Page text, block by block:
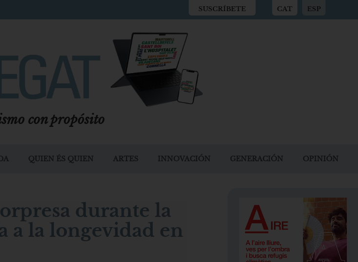
SUSCRÍBETE CAT ESP
con propósito
QUIEN ÉS QUIEN ARTES INNOVACIÓN GENERACIÓN OPINIÓN
durante la
a la longevidad en